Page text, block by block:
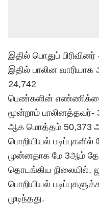
இதில் பொதுப்
இதில் பாலின
24,742
பெண்களின்
மூன்றாம் பாலினத்தவர்-
ஆக மொத்தம் 50,373
பொறியியல்
முன்னதாக மே 3ஆம்
தொடங்கிய நிலையில்,
பொறியியல்
முடிந்தது.